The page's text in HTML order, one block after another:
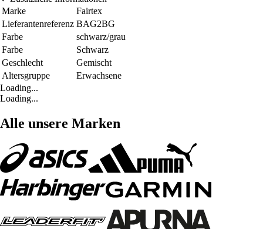
Marke
Fairtex
Lieferantenreferenz BAG2BG
Farbe
schwarz/grau
Farbe
Schwarz
Geschlecht
Gemischt
Altersgruppe
Erwachsene
Loading...
Loading...
Alle unsere Marken